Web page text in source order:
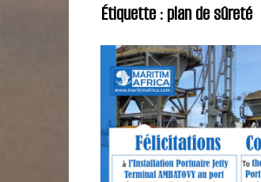
Étiquette :plan de sûreté